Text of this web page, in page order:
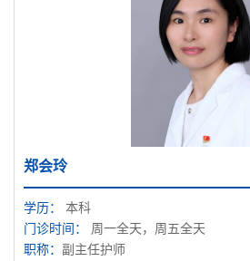
郑会玲
学历： 本科
门诊时间： 周一全天，周五全天
职称： 副主任护师